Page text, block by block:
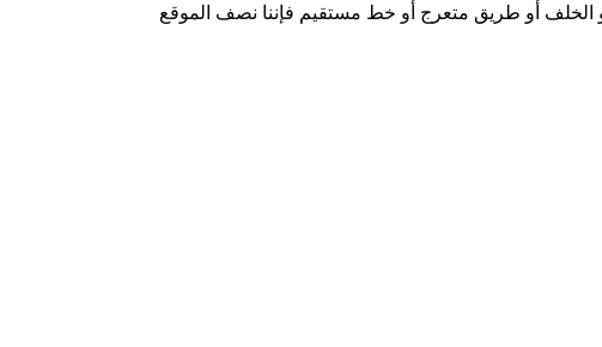
الخلف أو طريق متعرج أو خط مستقيم فإننا نصف الموقع